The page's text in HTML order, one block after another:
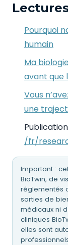
Pourquoi
humain
Ma
avant que
Vous
une
/fr/
Important :
BioTwin, de
réglementés
sorties de
médicaux ni
cliniques
elles sont